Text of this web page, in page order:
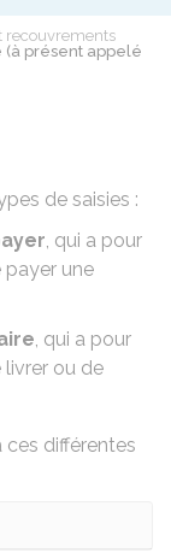
recouvrements
(à présent appelé
de saisies :
, qui a pour
une
, qui a pour
ou de
ces différentes